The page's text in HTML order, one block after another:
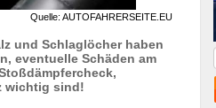
Quelle: AUTOFAHRERSEITE.EU
und Schlaglöcher haben
eventuelle Schäden am
wichtig sind!